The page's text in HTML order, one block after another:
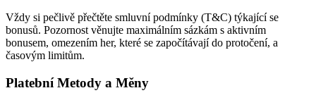
Vždy si pečlivě přečtěte smluvní podmínky (T&C) týkající se
bonusů. Pozornost věnujte maximálním sázkám s aktivním
bonusem, omezením her, které se započítávají do protočení, a
časovým limitům.
Platební Metody a Měny